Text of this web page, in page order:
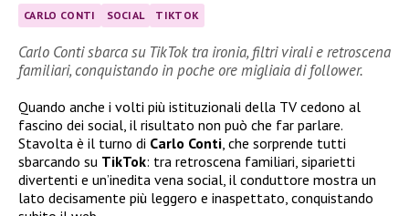
CARLO CONTI SOCIAL TIKTOK
Carlo Conti sbarca su TikTok tra ironia, filtri virali e retroscena
familiari, conquistando in poche ore migliaia di follower.
Quando anche i volti più istituzionali della TV cedono al
fascino dei social, il risultato non può che far parlare.
Stavolta è il turno di Carlo Conti , che sorprende tutti
sbarcando su TikTok: tra retroscena familiari, siparietti
divertenti e un’inedita vena social, il conduttore mostra un
lato decisamente più leggero e inaspettato, conquistando